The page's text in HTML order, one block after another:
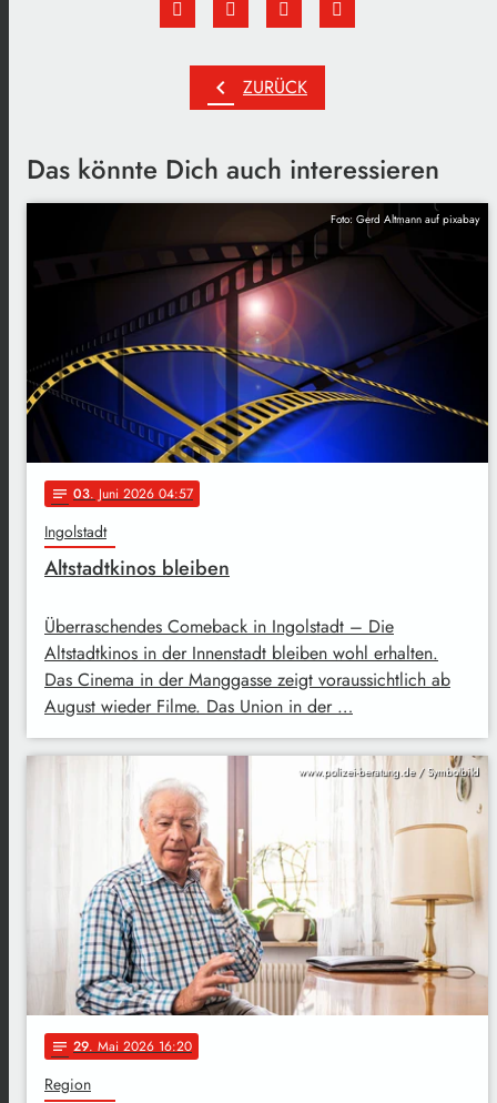
chevron_left ZURÜCK
Das könnte Dich auch interessieren
Foto: Gerd Altmann auf pixabay
notes 03. Juni 2026 04:57
Ingolstadt
Altstadtkinos bleiben
Überraschendes Comeback in Ingolstadt – Die
Altstadtkinos in der Innenstadt bleiben wohl erhalten.
Das Cinema in der Manggasse zeigt voraussichtlich ab
August wieder Filme. Das Union in der …
www.polizei-beratung.de / Symbolbild
notes 29. Mai 2026 16:20
Region